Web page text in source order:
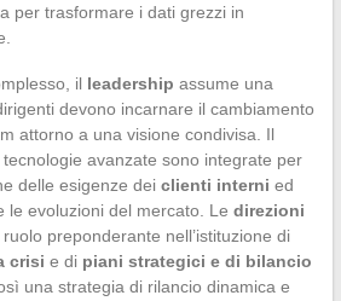
per trasformare i dati grezzi in
il leadership assume una
devono incarnare il cambiamento
attorno a una visione condivisa. Il
tecnologie avanzate sono integrate per
delle esigenze dei clienti interni ed
le evoluzioni del mercato. Le direzioni
preponderante nell’istituzione di
crisi e di piani strategici e di bilancio
una strategia di rilancio dinamica e